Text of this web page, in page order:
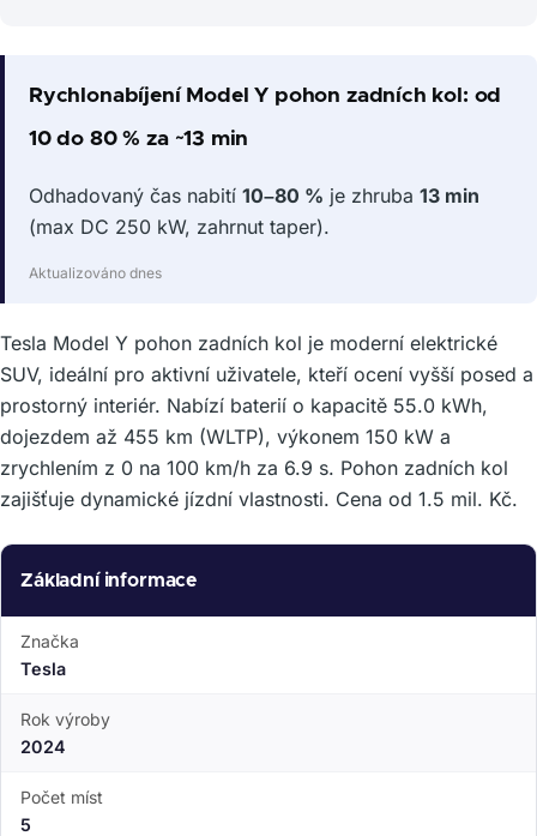
Rychlonabíjení Model Y pohon zadních kol: od
10 do 80 % za ~13 min
Odhadovaný čas nabití 10–80 % je zhruba 13 min
(max DC 250 kW, zahrnut taper).
Aktualizováno dnes
Tesla Model Y pohon zadních kol je moderní elektrické
SUV, ideální pro aktivní uživatele, kteří ocení vyšší posed a
prostorný interiér. Nabízí baterií o kapacitě 55.0 kWh,
dojezdem až 455 km (WLTP), výkonem 150 kW a
zrychlením z 0 na 100 km/h za 6.9 s. Pohon zadních kol
zajišťuje dynamické jízdní vlastnosti. Cena od 1.5 mil. Kč.
Základní informace
Značka
Tesla
Rok výroby
2024
Počet míst
5